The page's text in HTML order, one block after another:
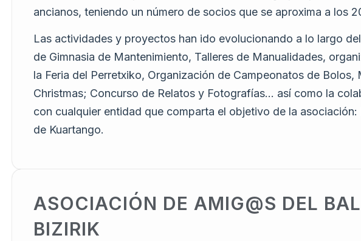
ancianos, teniendo un número de socios que se aproxima a los
Las actividades y proyectos han ido evolucionando a lo largo
de Gimnasia de Mantenimiento, Talleres de Manualidades,
la Feria del Perretxiko, Organización de Campeonatos de
Christmas; Concurso de Relatos y Fotografías… así como la
con cualquier entidad que comparta el objetivo de la
de Kuartango.
ASOCIACIÓN DE AMIG@S DEL
BIZIRIK​